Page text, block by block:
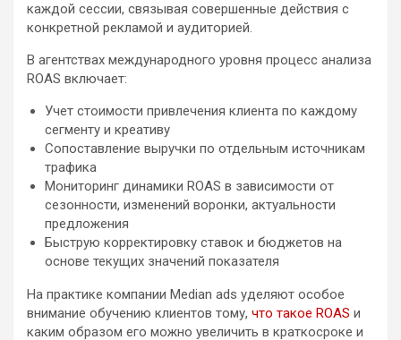
каждой сессии, связывая совершенные действия с
конкретной рекламой и аудиторией.
В агентствах международного уровня процесс анализа
ROAS включает:
Учет стоимости привлечения клиента по каждому
сегменту и креативу
Сопоставление выручки по отдельным источникам
трафика
Мониторинг динамики ROAS в зависимости от
сезонности, изменений воронки, актуальности
предложения
Быструю корректировку ставок и бюджетов на
основе текущих значений показателя
На практике компании Median ads уделяют особое
внимание обучению клиентов тому, что такое ROAS и
каким образом его можно увеличить в краткосроке и